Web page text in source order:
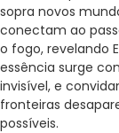
sopra novos
conectam ao
o fogo, revelando
essência surge
invisível, e
fronteiras
possíveis.